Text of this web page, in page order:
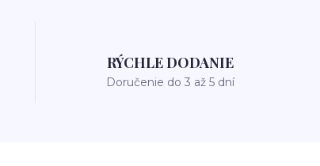
RÝCHLE DODANIE
Doručenie do 3 až 5 dní